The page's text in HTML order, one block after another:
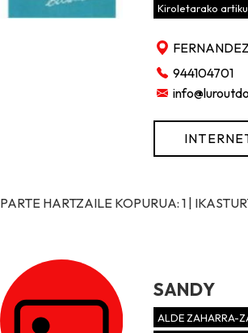
Kiroletarako
944104701
PARTE HARTZAILE KOPURUA: 1 |
SANDY
ALDE ZAHARRA-